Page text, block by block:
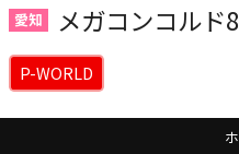
愛知 メガコンコルド
P-WORLD